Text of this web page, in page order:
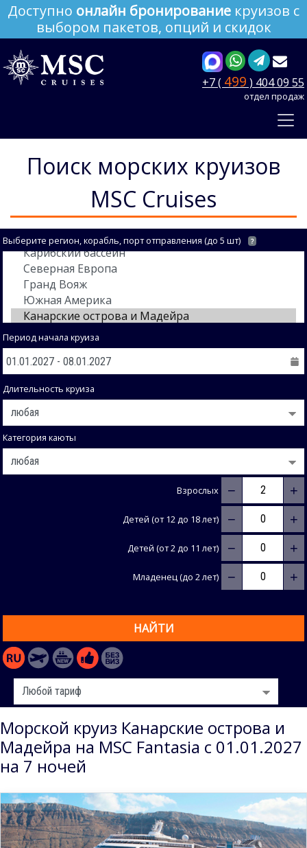
Доступно онлайн бронирование круизов с
выбором пакетов, опций и скидок
+7 ( 499 ) 404 09 55
отдел продаж
Поиск морских круизов
MSC Cruises
Выберите регион, корабль, порт отправления (до 5 шт) ?
Период начала круиза
Длительность круиза
Категория каюты
Взрослых − +
Детей (от 12 до 18 лет) − +
Детей (от 2 до 11 лет) − +
Младенец (до 2 лет) − +
НАЙТИ
Морской круиз Канарские острова и
Мадейра на MSC Fantasia с 01.01.2027
на 7 ночей